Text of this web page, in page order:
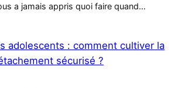
a jamais appris quoi faire quand…